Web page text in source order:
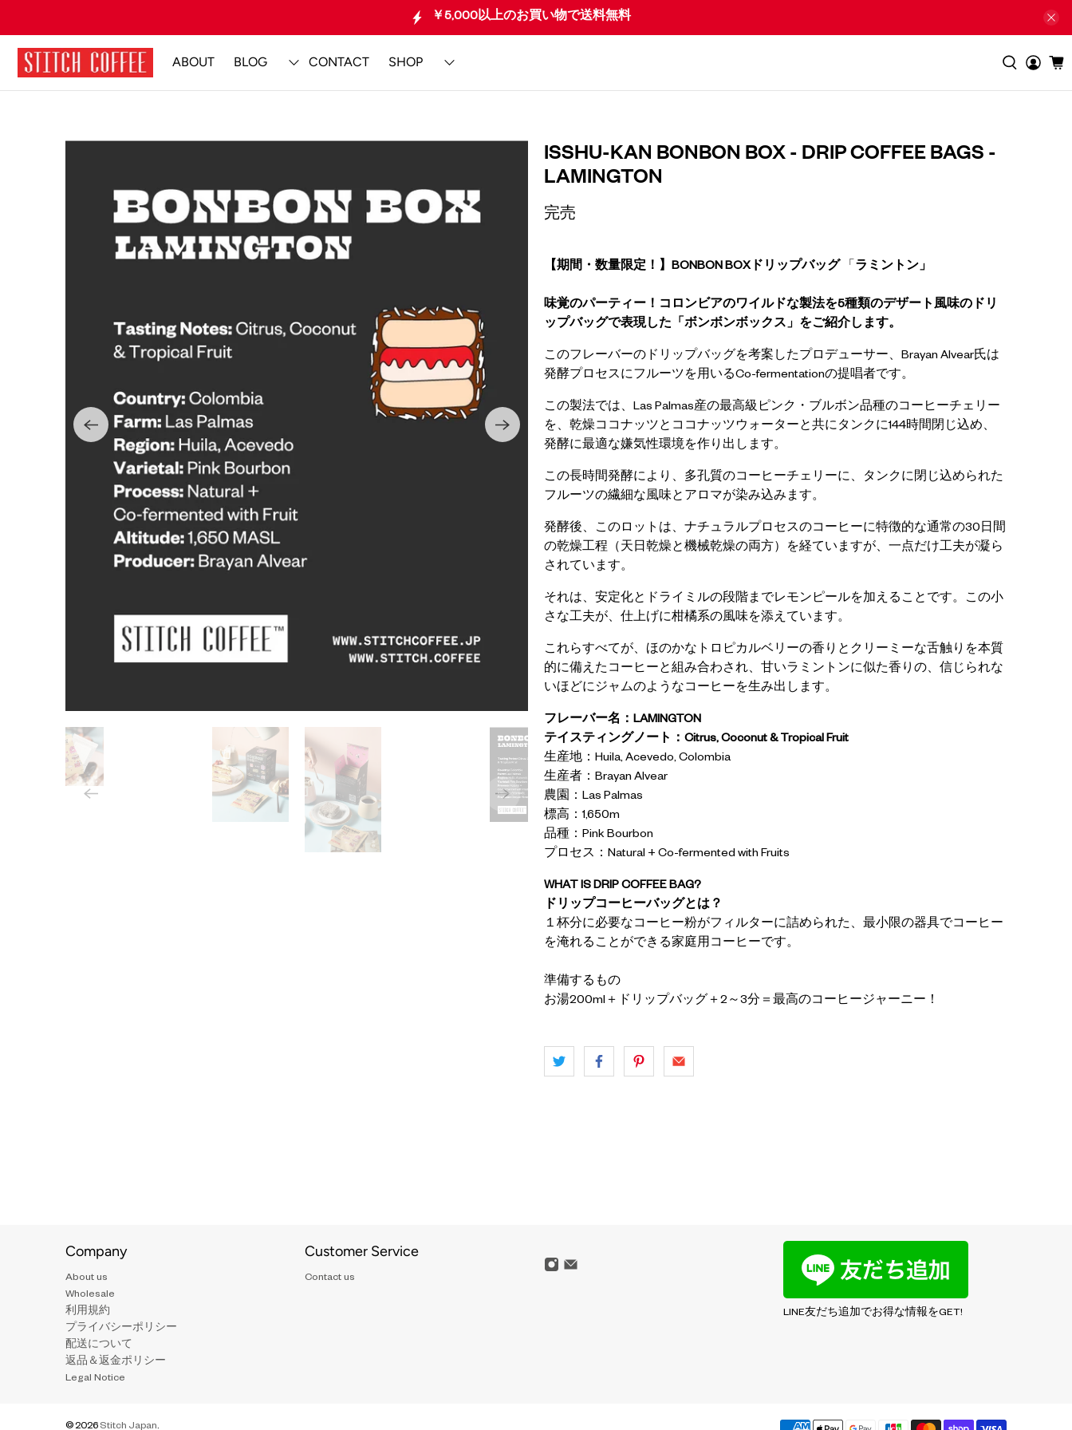
￥5,000以上のお買い物で送料無料
ABOUT BLOG CONTACT SHOP
ISSHU-KAN BONBON BOX - DRIP COFFEE BAGS -
LAMINGTON
完売
【期間・数量限定！】BONBON BOXドリップバッグ 「 ラミントン」
味覚のパーティー！コロンビアのワイルドな製法を5種類のデザート風味のドリ
ップバッグで表現した「ボンボンボックス」をご紹介します。
このフレーバーのドリップバッグを考案したプロデューサー、Brayan Alvear氏は
発酵プロセスにフルーツを用いるCo-fermentationの提唱者です。
この製法では、Las Palmas産の最高級ピンク・ブルボン品種のコーヒーチェリー
を、乾燥ココナッツとココナッツウォーターと共にタンクに144時間閉じ込め、
発酵に最適な嫌気性環境を作り出します。
この長時間発酵により、多孔質のコーヒーチェリーに、タンクに閉じ込められた
フルーツの繊細な風味とアロマが染み込みます。
発酵後、このロットは、ナチュラルプロセスのコーヒーに特徴的な通常の30日間
の乾燥工程（天日乾燥と機械乾燥の両方）を経ていますが、一点だけ工夫が凝ら
されています。
それは、安定化とドライミルの段階までレモンピールを加えることです。この小
さな工夫が、仕上げに柑橘系の風味を添えています。
これらすべてが、ほのかなトロピカルベリーの香りとクリーミーな舌触りを本質
的に備えたコーヒーと組み合わされ、甘いラミントンに似た香りの、信じられな
いほどにジャムのようなコーヒーを生み出します。
フレーバー名：LAMINGTON
テイスティングノート：Citrus, Coconut & Tropical Fruit
生産地：Huila, Acevedo, Colombia
生産者：Brayan Alvear
農園：Las Palmas
標高：1,650m
品種：Pink Bourbon
プロセス：Natural + Co-fermented with Fruits
WHAT IS DRIP COFFEE BAG?
ドリップコーヒーバッグとは？
１杯分に必要なコーヒー粉がフィルターに詰められた、最小限の器具でコーヒー
を淹れることができる家庭用コーヒーです。
準備するもの
お湯200ml＋ドリップバッグ＋2～3分＝最高のコーヒージャーニー！
Company
About us
Wholesale
利用規約
プライバシーポリシー
配送について
返品＆返金ポリシー
Legal Notice
Customer Service
Contact us
LINE友だち追加でお得な情報をGET!
© 2026 Stitch Japan.